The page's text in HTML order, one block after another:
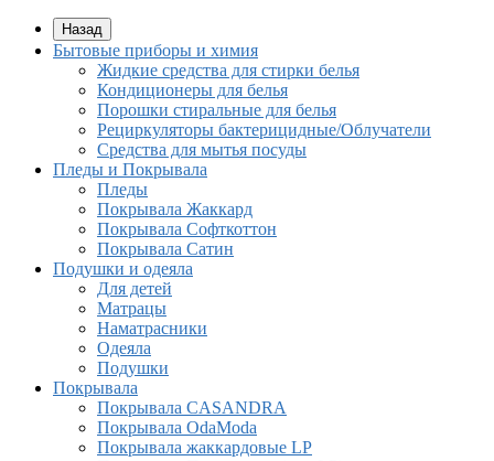
Назад
Бытовые приборы и химия
Жидкие средства для стирки белья
Кондиционеры для белья
Порошки стиральные для белья
Рециркуляторы бактерицидные/Облучатели
Средства для мытья посуды
Пледы и Покрывала
Пледы
Покрывала Жаккард
Покрывала Софткоттон
Покрывала Сатин
Подушки и одеяла
Для детей
Матрацы
Наматрасники
Одеяла
Подушки
Покрывала
Покрывалa CASANDRA
Покрывала OdaModa
Покрывала жаккардовые LP